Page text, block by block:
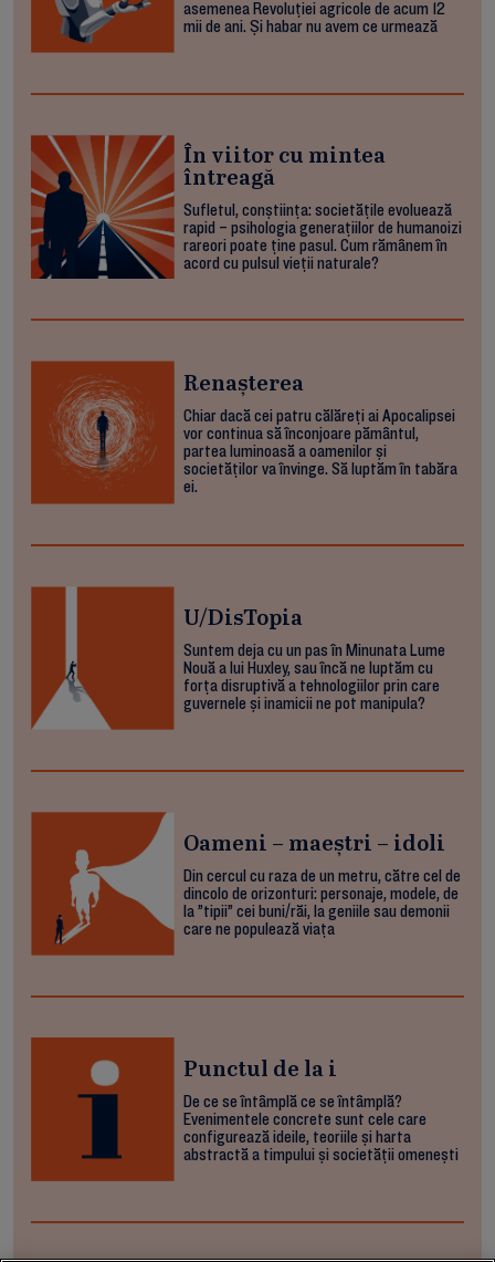
asemenea Revoluției agricole de acum 12
mii de ani. Și habar nu avem ce urmează
În viitor cu mintea
întreagă
Sufletul, conștiința: societățile evoluează
rapid – psihologia generațiilor de humanoizi
rareori poate ține pasul. Cum rămânem în
acord cu pulsul vieții naturale?
Renașterea
Chiar dacă cei patru călăreți ai Apocalipsei
vor continua să înconjoare pământul,
partea luminoasă a oamenilor și
societăților va învinge. Să luptăm în tabăra
ei.
U/DisTopia
Suntem deja cu un pas în Minunata Lume
Nouă a lui Huxley, sau încă ne luptăm cu
forța disruptivă a tehnologiilor prin care
guvernele și inamicii ne pot manipula?
Oameni – maeștri – idoli
Din cercul cu raza de un metru, către cel de
dincolo de orizonturi: personaje, modele, de
la ”tipii” cei buni/răi, la geniile sau demonii
care ne populează viața
Punctul de la i
De ce se întâmplă ce se întâmplă?
Evenimentele concrete sunt cele care
configurează ideile, teoriile și harta
abstractă a timpului și societății omenești